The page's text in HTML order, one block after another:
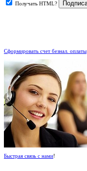
Получать HTML?
Сформировать счет безнал. оплаты
Быстрая связь с нами!